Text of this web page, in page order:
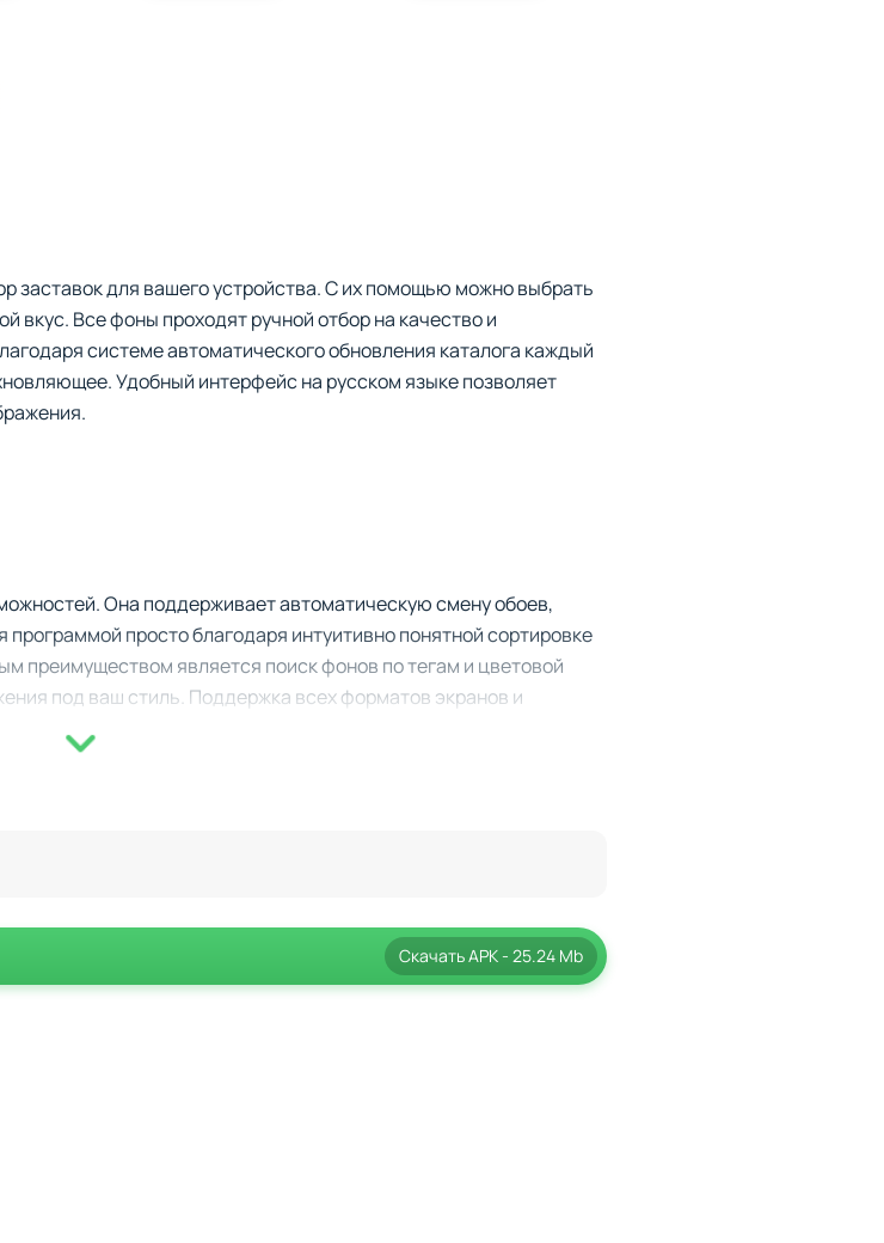
заставок для вашего устройства. С их помощью можно выбрать
вкус. Все фоны проходят ручной отбор на качество и
системе автоматического обновления каталога каждый
Удобный интерфейс на русском языке позволяет
Она поддерживает автоматическую смену обоев,
просто благодаря интуитивно понятной сортировке
преимуществом является поиск фонов по тегам и цветовой
под ваш стиль. Поддержка всех форматов экранов и
природу, абстракцию, минимализм и многое другое.
интервала обновления.
СкачатьAPK- 25.24 Mb